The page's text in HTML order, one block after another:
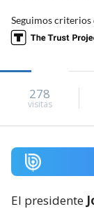
Seguimos criterios
278
visitas
El presidente